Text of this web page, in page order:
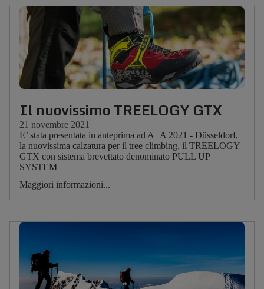
Il nuovissimo TREELOGY GTX
21 novembre 2021
E’ stata presentata in anteprima ad A+A 2021 - Düsseldorf,
la nuovissima calzatura per il tree climbing, il TREELOGY
GTX con sistema brevettato denominato PULL UP
SYSTEM
Maggiori informazioni...